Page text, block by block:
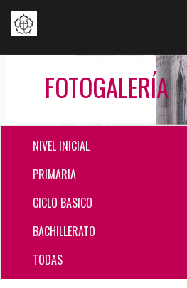
FOTOGALERÍA
NIVEL INICIAL
PRIMARIA
CICLO BASICO
BACHILLERATO
TODAS